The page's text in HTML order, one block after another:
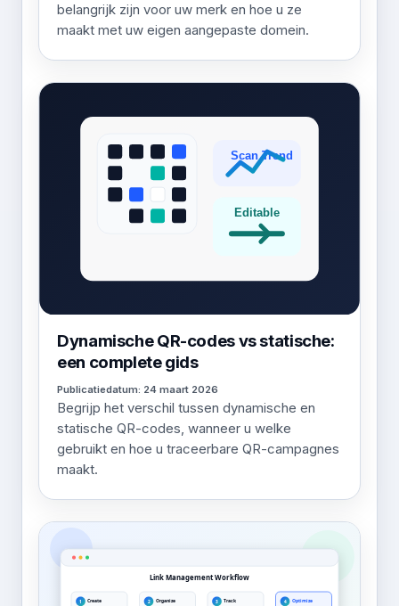
belangrijk zijn voor uw merk en hoe u ze
maakt met uw eigen aangepaste domein.
Dynamische QR-codes vs statische:
een complete gids
Publicatiedatum: 24 maart 2026
Begrijp het verschil tussen dynamische en
statische QR-codes, wanneer u welke
gebruikt en hoe u traceerbare QR-campagnes
maakt.